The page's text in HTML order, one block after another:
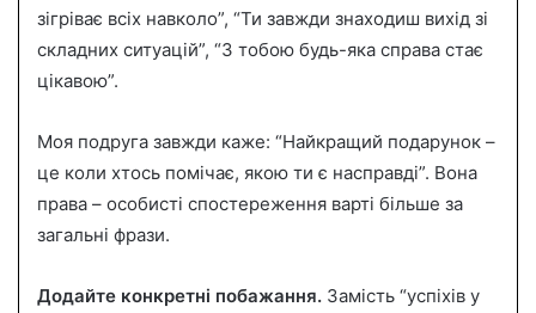
зігріває всіх навколо”, “Ти завжди знаходиш вихід зі
складних ситуацій”, “З тобою будь-яка справа стає
цікавою”.
Моя подруга завжди каже: “Найкращий подарунок –
це коли хтось помічає, якою ти є насправді”. Вона
права – особисті спостереження варті більше за
загальні фрази.
Додайте конкретні побажання. Замість “успіхів у